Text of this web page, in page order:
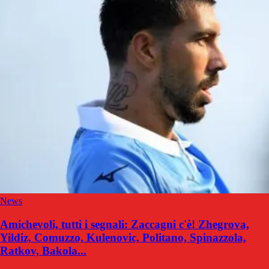
News
Amichevoli, tutti i segnali: Zaccagni c'è! Zhegrova,
Yildiz, Comuzzo, Kulenovic, Politano, Spinazzola,
Ratkov, Bakola...